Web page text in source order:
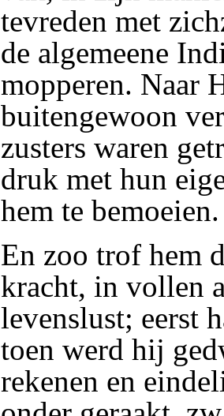
tevreden met
de algemeene
mopperen. Naar
buitengewoon
zusters waren
druk met hun
hem te bemoeien.
En zoo trof hem
kracht, in vollen
levenslust; eerst
toen werd hij
rekenen en